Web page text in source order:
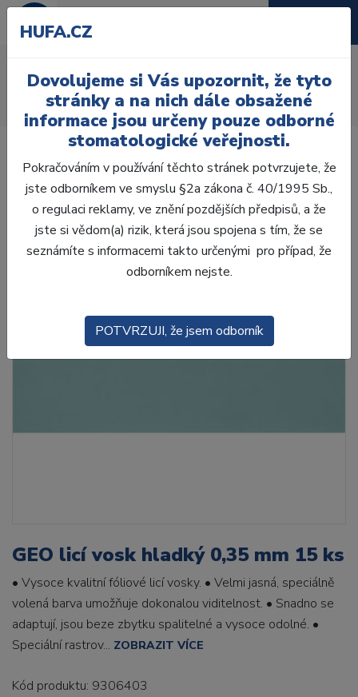
Úvod Laboratoř Vosková modelace
Fóliové vosky
GEO licí vosk hladký 0,35 mm 15 ks
GEO licí vosk hladký 0,35 mm 15 ks
• Vysoce kvalitní fóliové licí vosky. • Velmi jasná, speciálně
volená barva umožňuje dokonalou viditelnost. • Snadno se
adaptují, jsou beze zbytku spalitelné a vysoce odolné. •
Speciální rastrov... ZOBRAZIT VÍCE
Kód produktu: 9306403
HUFA.CZ
Dovolujeme si Vás upozornit, že tyto
stránky a na nich dále obsažené
informace jsou určeny pouze odborné
stomatologické veřejnosti.
Pokračováním v používání těchto stránek potvrzujete, že
jste odborníkem ve smyslu §2a zákona č. 40/1995 Sb.,
o regulaci reklamy, ve znění pozdějších předpisů, a že
jste si vědom(a) rizik, která jsou spojena s tím, že se
seznámíte s informacemi takto určenými pro případ, že
odborníkem nejste.
POTVRZUJI, že jsem odborník